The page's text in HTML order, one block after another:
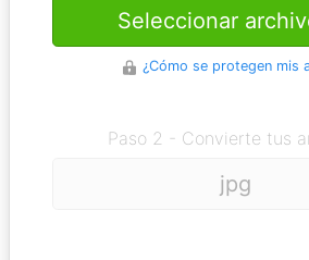
Seleccionar
¿Cómo se protegen mis
Paso 2 - Convierte tus